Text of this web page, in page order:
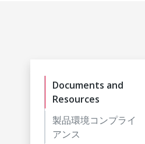
Documents and
Resources
製品環境コンプライ
アンス